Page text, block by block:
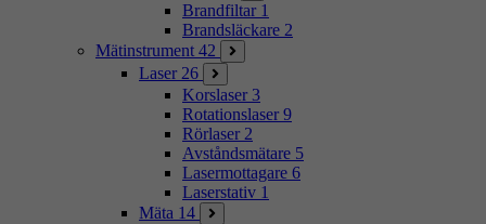
Brandfiltar 1
Brandsläckare 2
Mätinstrument 42
Laser 26
Korslaser 3
Rotationslaser 9
Rörlaser 2
Avståndsmätare 5
Lasermottagare 6
Laserstativ 1
Mäta 14